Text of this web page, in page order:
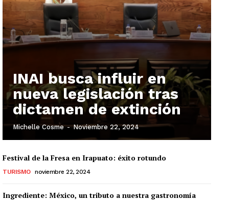
INAI busca influir en
nueva legislación tras
dictamen de extinción
Michelle Cosme - Noviembre 22, 2024
Festival de la Fresa en Irapuato: éxito rotundo
TURISMO noviembre 22, 2024
Ingrediente: México, un tributo a nuestra gastronomía